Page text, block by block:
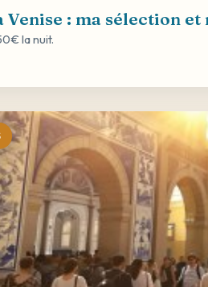
Venise : ma sélection
la nuit.